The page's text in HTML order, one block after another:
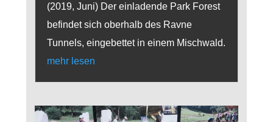
(2019, Juni) Der einladende Park Forest
befindet sich oberhalb des Ravne
Tunnels, eingebettet in einem Mischwald.
mehr lesen